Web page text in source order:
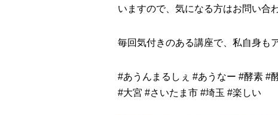
いますので、気になる方はお問い合
毎回気付きのある講座で、私自身も
#あうんまるしぇ #あうなー #酵素 #
#大宮 #さいたま市 #埼玉 #楽しい